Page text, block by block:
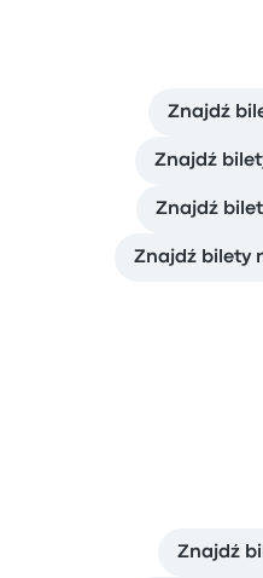
Znajdź
Znajdź
Znajdź
Znajdź bilety
Znajdź